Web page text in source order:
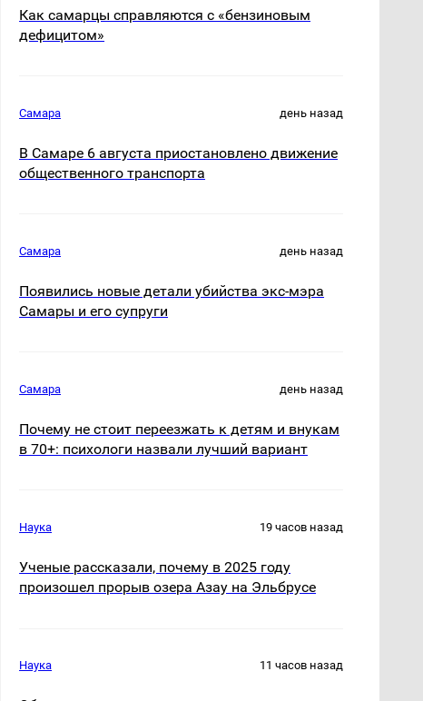
Как самарцы справляются с «бензиновым
дефицитом»
Самара день назад
В Самаре 6 августа приостановлено движение
общественного транспорта
Самара день назад
Появились новые детали убийства экс-мэра
Самары и его супруги
Самара день назад
Почему не стоит переезжать к детям и внукам
в 70+: психологи назвали лучший вариант
Наука 19 часов назад
Ученые рассказали, почему в 2025 году
произошел прорыв озера Азау на Эльбрусе
Наука 11 часов назад